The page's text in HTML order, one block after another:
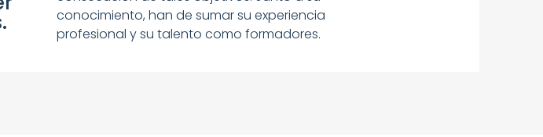
conocimiento, han de sumar su experiencia
profesional y su talento como formadores.​​